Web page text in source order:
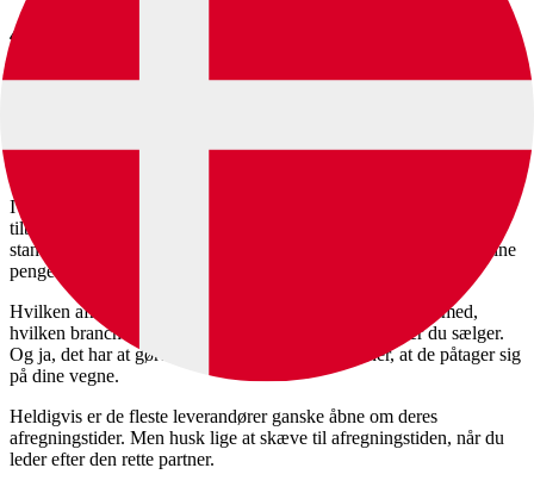
4. Hvor hurtigt får du pengene?
Det er sjovest at få pengene hurtigt, ikke? Forskellige
er afregningstiden – altså, hvor lang tid der går, fra kunden betaler
I betalingsbranchen kaldes det afregningstid. Nogle leverandører
tilbyder afregning ned til to bankdage, hos andre er syv bankdage
standard. Du kan sågar møde leverandører, som først udbetaler dine
penge efter 28 bankdage på specifikke betalingskort.
Hvilken afregningstid du bliver tilbudt, har typisk at gøre med,
hvilken branche din forretning er i, og hvilke produkter du sælger.
Og ja, det har at gøre med, hvilken risiko de mener, at de påtager sig
på dine vegne.
Heldigvis er de fleste leverandører ganske åbne om deres
afregningstider. Men husk lige at skæve til afregningstiden, når du
leder efter den rette partner.